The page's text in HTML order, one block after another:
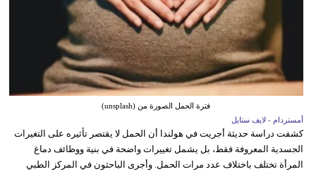
فترة الحمل الصورة من (unsplash)
أمستردام - لايف ستايل
كشفت دراسة حديثة أجريت في هولندا أن الحمل لا يقتصر تأثيره على التغيرات
الجسدية المعروفة فقط، بل يشمل تغييرات واضحة في بنية ووظائف دماغ
المرأة تختلف باختلاف عدد مرات الحمل. وأجرى الباحثون في المركز الطبي